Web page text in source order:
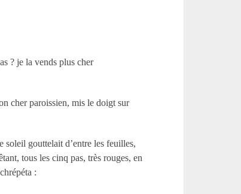
? je la vends plus cher
cher paroissien, mis le doigt sur
soleil gouttelait d’entre les feuilles,
tous les cinq pas, très rouges, en
: